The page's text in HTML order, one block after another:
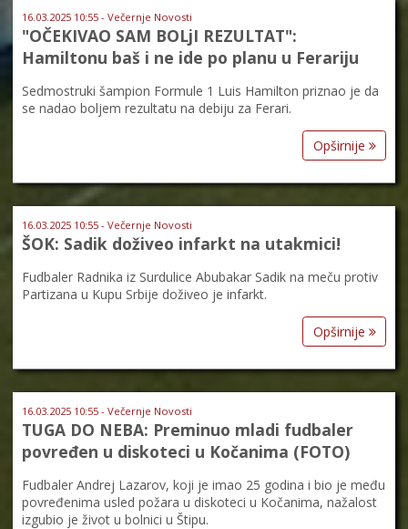
16.03.2025 10:55 - Večernje Novosti
"OČEKIVAO SAM BOLjI REZULTAT":
Hamiltonu baš i ne ide po planu u Ferariju
Sedmostruki šampion Formule 1 Luis Hamilton priznao je da
se nadao boljem rezultatu na debiju za Ferari.
Opširnije
16.03.2025 10:55 - Večernje Novosti
ŠOK: Sadik doživeo infarkt na utakmici!
Fudbaler Radnika iz Surdulice Abubakar Sadik na meču protiv
Partizana u Kupu Srbije doživeo je infarkt.
Opširnije
16.03.2025 10:55 - Večernje Novosti
TUGA DO NEBA: Preminuo mladi fudbaler
povređen u diskoteci u Kočanima (FOTO)
Fudbaler Andrej Lazarov, koji je imao 25 godina i bio je među
povređenima usled požara u diskoteci u Kočanima, nažalost
izgubio je život u bolnici u Štipu.